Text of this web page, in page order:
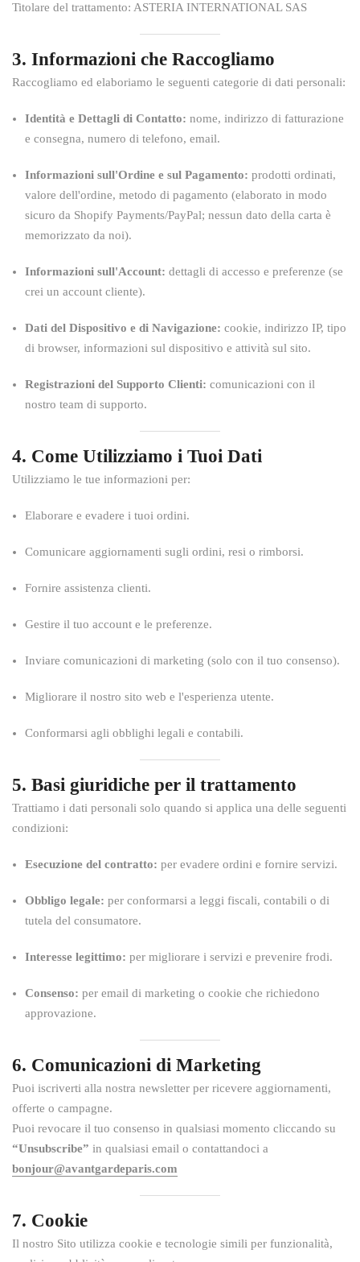
Titolare del trattamento: ASTERIA INTERNATIONAL SAS
3. Informazioni che Raccogliamo
Raccogliamo ed elaboriamo le seguenti categorie di dati personali:
Identità e Dettagli di Contatto: nome, indirizzo di fatturazione
e consegna, numero di telefono, email.
Informazioni sull'Ordine e sul Pagamento: prodotti ordinati,
valore dell'ordine, metodo di pagamento (elaborato in modo
sicuro da Shopify Payments/PayPal; nessun dato della carta è
memorizzato da noi).
Informazioni sull'Account: dettagli di accesso e preferenze (se
crei un account cliente).
Dati del Dispositivo e di Navigazione: cookie, indirizzo IP, tipo
di browser, informazioni sul dispositivo e attività sul sito.
Registrazioni del Supporto Clienti: comunicazioni con il
nostro team di supporto.
4. Come Utilizziamo i Tuoi Dati
Utilizziamo le tue informazioni per:
Elaborare e evadere i tuoi ordini.
Comunicare aggiornamenti sugli ordini, resi o rimborsi.
Fornire assistenza clienti.
Gestire il tuo account e le preferenze.
Inviare comunicazioni di marketing (solo con il tuo consenso).
Migliorare il nostro sito web e l'esperienza utente.
Conformarsi agli obblighi legali e contabili.
5. Basi giuridiche per il trattamento
Trattiamo i dati personali solo quando si applica una delle seguenti
condizioni:
Esecuzione del contratto: per evadere ordini e fornire servizi.
Obbligo legale: per conformarsi a leggi fiscali, contabili o di
tutela del consumatore.
Interesse legittimo: per migliorare i servizi e prevenire frodi.
Consenso: per email di marketing o cookie che richiedono
approvazione.
6. Comunicazioni di Marketing
Puoi iscriverti alla nostra newsletter per ricevere aggiornamenti,
offerte o campagne.
Puoi revocare il tuo consenso in qualsiasi momento cliccando su
“Unsubscribe” in qualsiasi email o contattandoci a
bonjour@avantgardeparis.com
7. Cookie
Il nostro Sito utilizza cookie e tecnologie simili per funzionalità,